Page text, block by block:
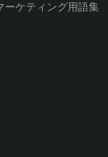
ーケティング用語集